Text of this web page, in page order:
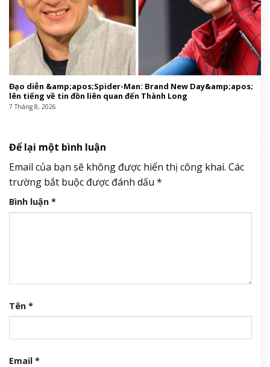
Đạo diễn &amp;apos;Spider-Man: Brand New Day&amp;apos;
lên tiếng về tin đồn liên quan đến Thành Long
7 Tháng 8, 2026
Để lại một bình luận
Email của bạn sẽ không được hiển thị công khai. Các
trường bắt buộc được đánh dấu *
Bình luận *
Tên *
Email *